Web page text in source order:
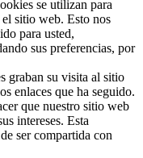
se utilizan para
sitio web. Esto nos
para usted,
sus preferencias, por
graban su visita al sitio
enlaces que ha seguido.
que nuestro sitio web
intereses. Esta
ser compartida con